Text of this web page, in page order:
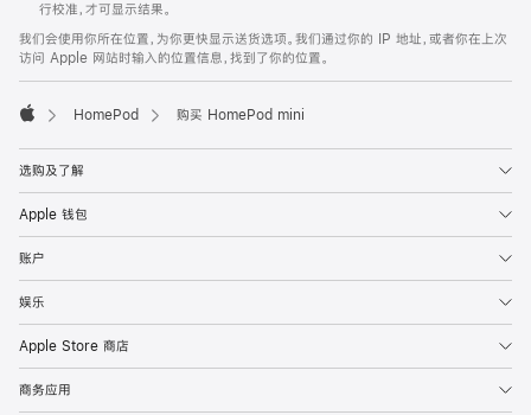
行校准，才可显示结果。
我们会使用你所在位置，为你更快显示送货选项。我们通过你的 IP 地址，或者你在上次
访问 Apple 网站时输入的位置信息，找到了你的位置。
HomePod 购买 HomePod mini
选购及了解
Apple 钱包
账户
娱乐
Apple Store 商店
商务应用